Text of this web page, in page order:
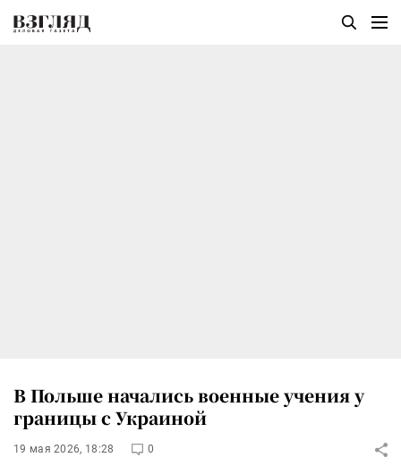
В Польше начались военные учения у
границы с Украиной
19 мая 2026, 18:28 0